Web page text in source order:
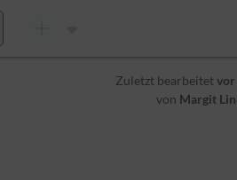
Zuletzt bearbeitetvor
von Margit